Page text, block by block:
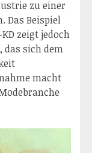
zu einer
Das Beispiel
zeigt jedoch
das sich dem
macht